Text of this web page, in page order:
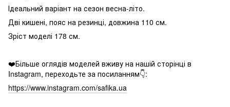
Ідеальний варіант на сезон весна-літо.
Дві кишені, пояс на резинці, довжина 110 см.
Зріст моделі 178 см.
❤️Більше оглядів моделей вживу на нашій сторінці в
Instagram, переходьте за посиланням👇:
https://www.instagram.com/safika.ua